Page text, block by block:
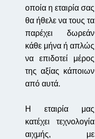
οποία η εταιρία σας
θα ήθελε να τους τα
παρέχει δωρεάν
κάθε μήνα ή απλώς
να επιδοτεί μέρος
της αξίας κάποιων
από αυτά.
Η εταιρία μας
κατέχει τεχνολογία
αιχμής, με